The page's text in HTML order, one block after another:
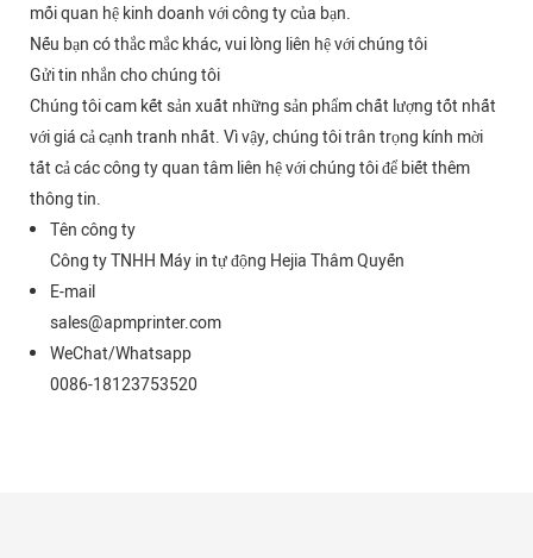
mối quan hệ kinh doanh với công ty của bạn.
Nếu bạn có thắc mắc khác, vui lòng liên hệ với chúng tôi
Gửi tin nhắn cho chúng tôi
Chúng tôi cam kết sản xuất những sản phẩm chất lượng tốt nhất
với giá cả cạnh tranh nhất. Vì vậy, chúng tôi trân trọng kính mời
tất cả các công ty quan tâm liên hệ với chúng tôi để biết thêm
thông tin.
Tên công ty
Công ty TNHH Máy in tự động Hejia Thâm Quyến
E-mail
sales@apmprinter.com
WeChat/Whatsapp
0086-18123753520